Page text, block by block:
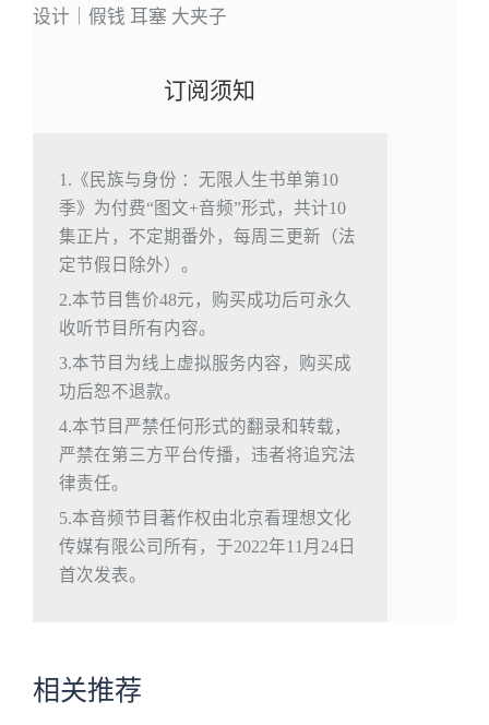
设计｜假钱 耳塞 大夹子
订阅须知
1.《民族与身份 ：无限人生书单第10
季》为付费“图文+音频”形式，共计10
集正片，不定期番外，每周三更新（法
定节假日除外）。
2.本节目售价48元，购买成功后可永久
收听节目所有内容。
3.本节目为线上虚拟服务内容，购买成
功后恕不退款。
4.本节目严禁任何形式的翻录和转载，
严禁在第三方平台传播，违者将追究法
律责任。
5.本音频节目著作权由北京看理想文化
传媒有限公司所有，于2022年11月24日
首次发表。
相关推荐